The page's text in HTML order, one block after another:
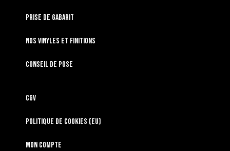
Prise de gabarit
Nos vinyles et finitions
Conseil de pose
CGV
Politique de cookies (EU)
Mon compte